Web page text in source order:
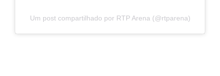
Um post compartilhado por RTP Arena (@rtparena)